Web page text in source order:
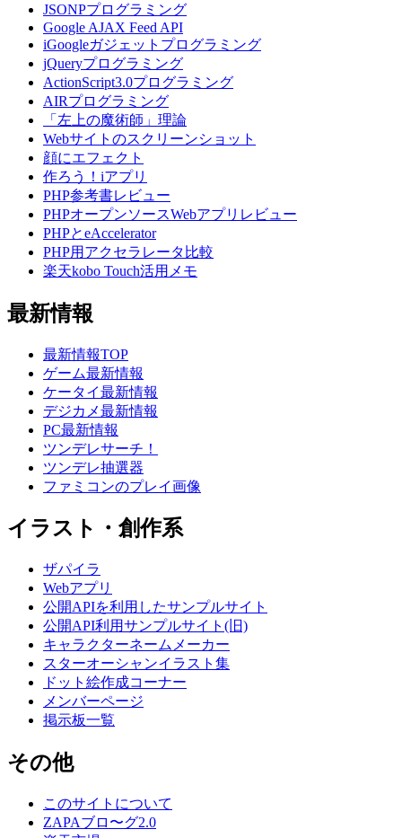
JSONPプログラミング
Google AJAX Feed API
iGoogleガジェットプログラミング
jQueryプログラミング
ActionScript3.0プログラミング
AIRプログラミング
「左上の魔術師」理論
Webサイトのスクリーンショット
顔にエフェクト
作ろう！iアプリ
PHP参考書レビュー
PHPオープンソースWebアプリレビュー
PHPとeAccelerator
PHP用アクセラレータ比較
楽天kobo Touch活用メモ
最新情報
最新情報TOP
ゲーム最新情報
ケータイ最新情報
デジカメ最新情報
PC最新情報
ツンデレサーチ！
ツンデレ抽選器
ファミコンのプレイ画像
イラスト・創作系
ザパイラ
Webアプリ
公開APIを利用したサンプルサイト
公開API利用サンプルサイト(旧)
キャラクターネームメーカー
スターオーシャンイラスト集
ドット絵作成コーナー
メンバーページ
掲示板一覧
その他
このサイトについて
ZAPAブロ〜グ2.0